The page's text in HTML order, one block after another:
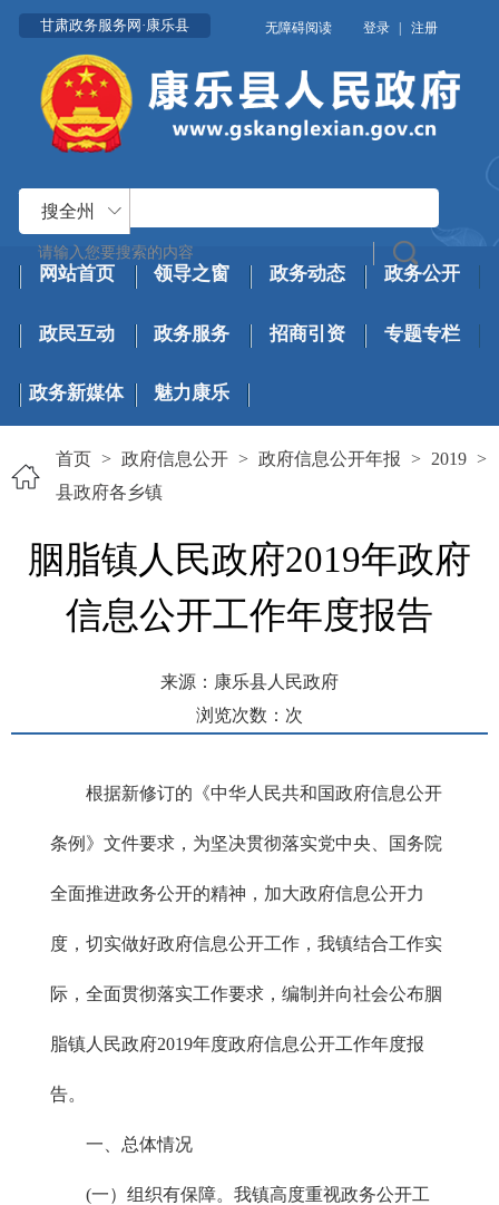
甘肃政务服务网·康乐县 无障碍阅读 登录 | 注册
搜全州
网站首页 领导之窗 政务动态 政务公开
政民互动 政务服务 招商引资 专题专栏
政务新媒体 魅力康乐
首页 > 政府信息公开 > 政府信息公开年报 > 2019 >
县政府各乡镇
胭脂镇人民政府2019年政府
信息公开工作年度报告
来源：康乐县人民政府
浏览次数： 次
根据新修订的《中华人民共和国政府信息公开
条例》文件要求，为坚决贯彻落实党中央、国务院
全面推进政务公开的精神，加大政府信息公开力
度，切实做好政府信息公开工作，我镇结合工作实
际，全面贯彻落实工作要求，编制并向社会公布胭
脂镇人民政府2019年度政府信息公开工作年度报
告。
一、总体情况
(一）组织有保障。我镇高度重视政务公开工